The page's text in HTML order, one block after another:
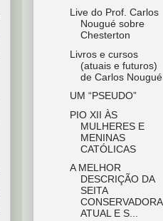
Live do Prof. Carlos
Nougué sobre
Chesterton
Livros e cursos
(atuais e futuros)
de Carlos Nougué
UM “PSEUDO”
PIO XII ÀS
MULHERES E
MENINAS
CATÓLICAS
A MELHOR
DESCRIÇÃO DA
SEITA
CONSERVADORA
ATUAL E S...